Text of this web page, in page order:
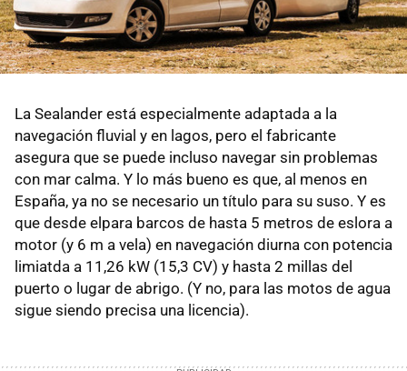
La Sealander está especialmente adaptada a la
navegación fluvial y en lagos, pero el fabricante
asegura que se puede incluso navegar sin problemas
con mar calma. Y lo más bueno es que, al menos en
España, ya no se necesario un título para su suso. Y es
que desde elpara barcos de hasta 5 metros de eslora a
motor (y 6 m a vela) en navegación diurna con potencia
limiatda a 11,26 kW (15,3 CV) y hasta 2 millas del
puerto o lugar de abrigo. (Y no, para las motos de agua
sigue siendo precisa una licencia).